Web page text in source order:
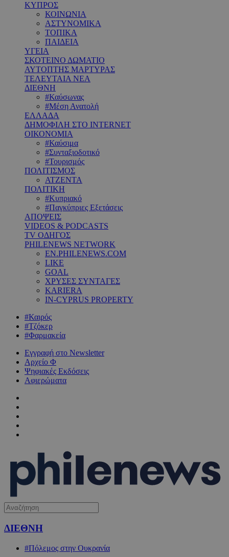
ΚΥΠΡΟΣ
ΚΟΙΝΩΝΙΑ
ΑΣΤΥΝΟΜΙΚΑ
ΤΟΠΙΚΑ
ΠΑΙΔΕΙΑ
ΥΓΕΙΑ
ΣΚΟΤΕΙΝΟ ΔΩΜΑΤΙΟ
ΑΥΤΟΠΤΗΣ ΜΑΡΤΥΡΑΣ
ΤΕΛΕΥΤΑΙΑ ΝΕΑ
ΔΙΕΘΝΗ
#Καύσωνας
#Μέση Ανατολή
ΕΛΛΑΔΑ
ΔΗΜΟΦΙΛΗ ΣΤΟ INTERNET
ΟΙΚΟΝΟΜΙΑ
#Καύσιμα
#Συνταξιοδοτικό
#Τουρισμός
ΠΟΛΙΤΙΣΜΟΣ
ΑΤΖΕΝΤΑ
ΠΟΛΙΤΙΚΗ
#Κυπριακό
#Παγκύπριες Εξετάσεις
ΑΠΟΨΕΙΣ
VIDEOS & PODCASTS
TV ΟΔΗΓΟΣ
PHILENEWS NETWORK
EN.PHILENEWS.COM
LIKE
GOAL
ΧΡΥΣΕΣ ΣΥΝΤΑΓΕΣ
KARIERA
IN-CYPRUS PROPERTY
#Καιρός
#Τζόκερ
#Φαρμακεία
Εγγραφή στο Newsletter
Αρχείο Φ
Ψηφιακές Εκδόσεις
Αφιερώματα
ΔΙΕΘΝΗ
#Πόλεμος στην Ουκρανία